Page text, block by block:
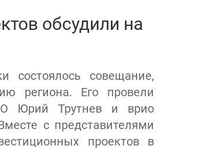
обсудили на
состоялось совещание,
региона. Его провели
Юрий Трутнев и врио
с представителями
проектов в